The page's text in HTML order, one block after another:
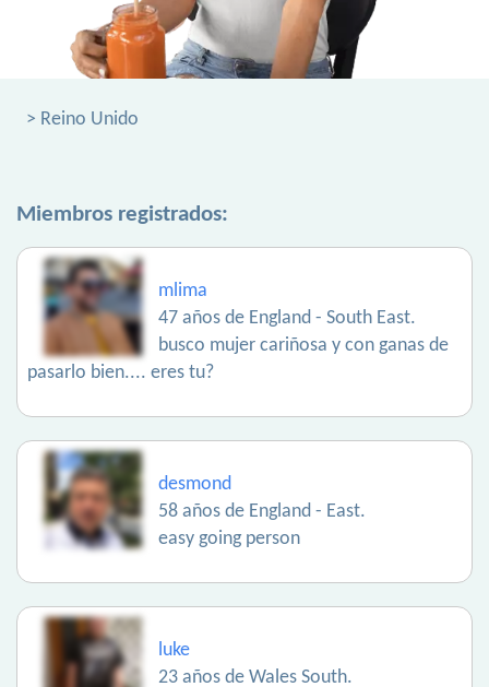
> Reino Unido
Miembros registrados:
mlima
47 años de England - South East.
busco mujer cariñosa y con ganas de
pasarlo bien.... eres tu?
desmond
58 años de England - East.
easy going person
luke
23 años de Wales South.